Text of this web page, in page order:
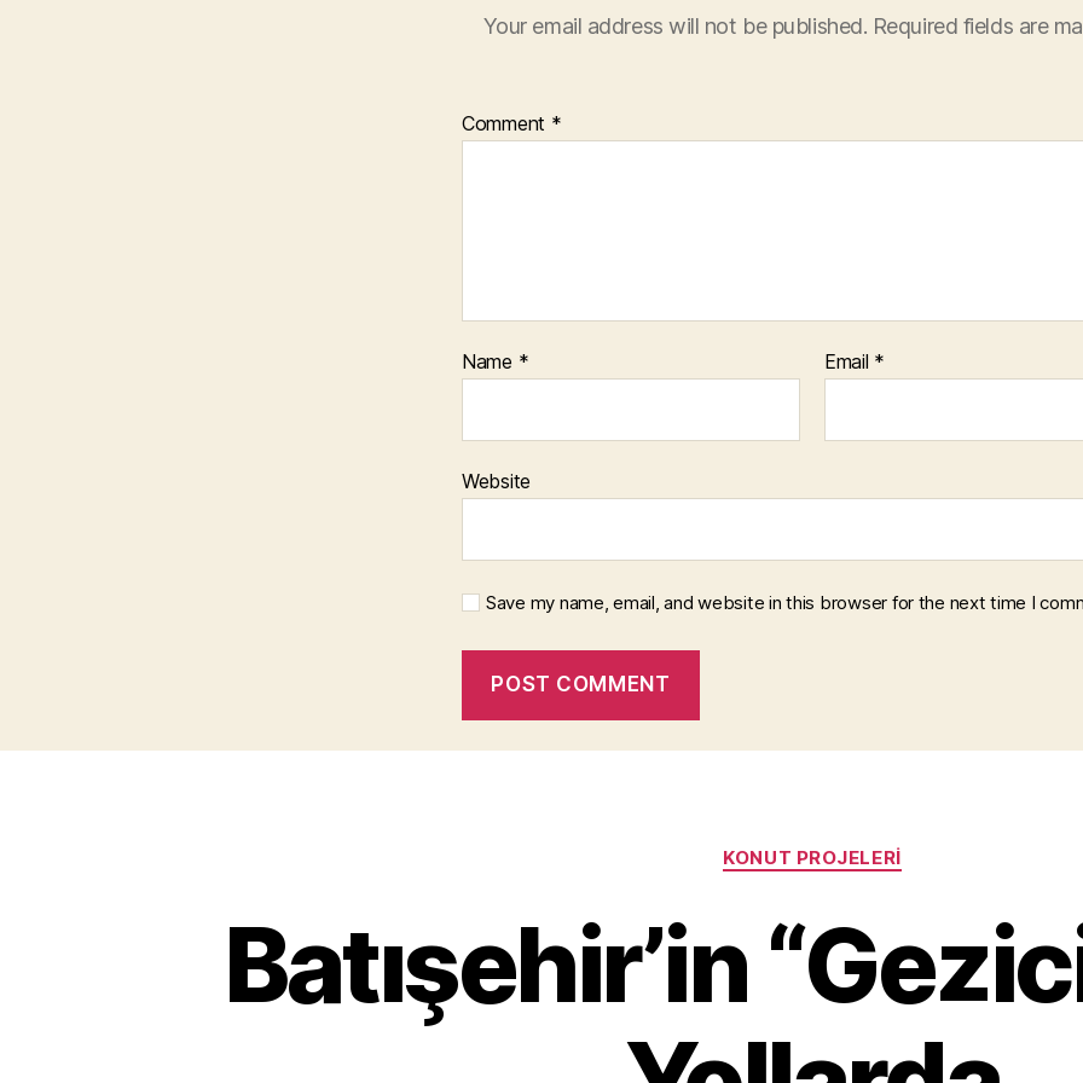
Your email address will not be published. Required fields are
Comment *
Name * Email *
Website
Save my name, email, and website in this browser for the next time I
Categories
KONUT PROJELERI
Batışehir’in